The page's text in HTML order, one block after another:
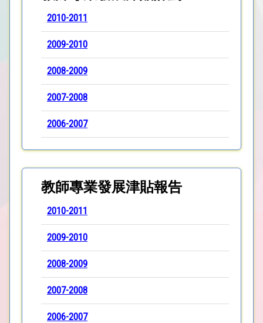
2010-2011
2009-2010
2008-2009
2007-2008
2006-2007
教師專業發展津貼報告
2010-2011
2009-2010
2008-2009
2007-2008
2006-2007